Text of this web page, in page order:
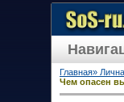
Главная»
Чем опасен